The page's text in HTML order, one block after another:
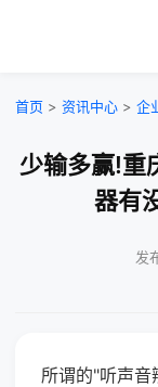
首页 > 资讯中心 > 企
少输多赢!重
器有
发
所谓的"听声